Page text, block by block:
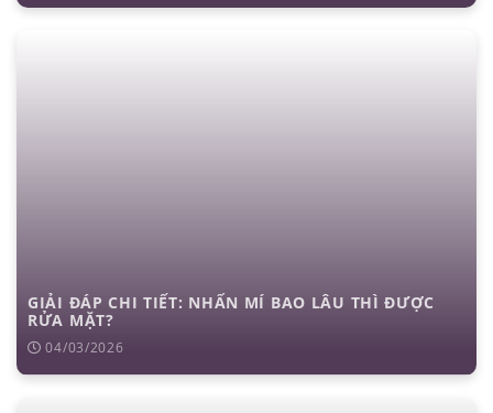
GIẢI ĐÁP CHI TIẾT: NHẤN MÍ BAO LÂU THÌ ĐƯỢC
RỬA MẶT?
04/03/2026